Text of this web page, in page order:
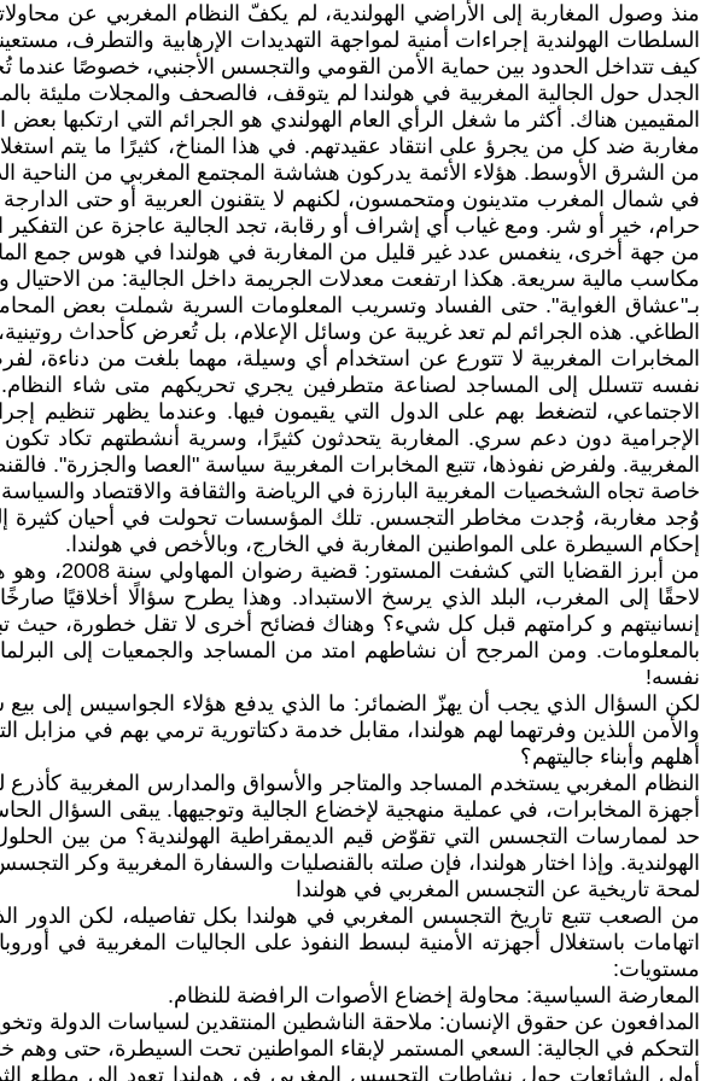
منذ وصول المغاربة إلى الأراضي الهولندية، لم يكفّ النظام المغربي عن
السلطات الهولندية إجراءات أمنية لمواجهة التهديدات الإرهابية والتطرف،
كيف تتداخل الحدود بين حماية الأمن القومي والتجسس الأجنبي، خصوصًا
الجدل حول الجالية المغربية في هولندا لم يتوقف، فالصحف والمجلات مليئة
المقيمين هناك. أكثر ما شغل الرأي العام الهولندي هو الجرائم التي ارتكبها
مغاربة ضد كل من يجرؤ على انتقاد عقيدتهم. في هذا المناخ، كثيرًا ما يتم
من الشرق الأوسط. هؤلاء الأئمة يدركون هشاشة المجتمع المغربي من الناحية
في شمال المغرب متدينون ومتحمسون، لكنهم لا يتقنون العربية أو حتى
حرام، خير أو شر. ومع غياب أي إشراف أو رقابة، تجد الجالية عاجزة عن التفكير
من جهة أخرى، ينغمس عدد غير قليل من المغاربة في هولندا في هوس جمع
مكاسب مالية سريعة. هكذا ارتفعت معدلات الجريمة داخل الجالية: من الاحتيال
بـ"عشاق الغواية". حتى الفساد وتسريب المعلومات السرية شملت بعض
الطاغي. هذه الجرائم لم تعد غريبة عن وسائل الإعلام، بل تُعرض كأحداث
المخابرات المغربية لا تتورع عن استخدام أي وسيلة، مهما بلغت من
نفسه تتسلل إلى المساجد لصناعة متطرفين يجري تحريكهم متى شاء النظام.
الاجتماعي، لتضغط بهم على الدول التي يقيمون فيها. وعندما يظهر تنظيم
الإجرامية دون دعم سري. المغاربة يتحدثون كثيرًا، وسرية أنشطتهم تكاد تكون
المغربية. ولفرض نفوذها، تتبع المخابرات المغربية سياسة "العصا والجزرة".
خاصة تجاه الشخصيات المغربية البارزة في الرياضة والثقافة والاقتصاد
وُجد مغاربة، وُجدت مخاطر التجسس. تلك المؤسسات تحولت في أحيان كثيرة
إحكام السيطرة على المواطنين المغاربة في الخارج، وبالأخص في هولندا.
من أبرز
لاحقًا إلى المغرب، البلد الذي يرسخ الاستبداد. وهذا يطرح سؤالًا أخلاقيًا
إنسانيتهم و كرامتهم قبل كل شيء؟ وهناك فضائح أخرى لا تقل خطورة، حيث
بالمعلومات. ومن المرجح أن نشاطهم امتد من المساجد والجمعيات إلى
نفسه!
لكن السؤال الذي يجب أن يهزّ الضمائر: ما الذي يدفع هؤلاء الجواسيس إلى
والأمن اللذين وفرتهما لهم هولندا، مقابل خدمة دكتاتورية ترمي بهم في
أهلهم وأبناء جاليتهم؟
النظام المغربي يستخدم المساجد والمتاجر والأسواق والمدارس المغربية
أجهزة المخابرات، في عملية منهجية لإخضاع الجالية وتوجيهها. يبقى السؤال
حد لممارسات التجسس التي تقوّض قيم الديمقراطية الهولندية؟ من بين
الهولندية. وإذا اختار هولندا، فإن صلته بالقنصليات والسفارة المغربية
لمحة تاريخية عن التجسس المغربي في هولندا
من الصعب تتبع تاريخ التجسس المغربي في هولندا بكل تفاصيله، لكن الدور
اتهامات باستغلال أجهزته الأمنية لبسط النفوذ على الجاليات المغربية
مستويات:
المعارضة السياسية: محاولة إخضاع الأصوات الرافضة للنظام.
المدافعون عن حقوق الإنسان: ملاحقة الناشطين المنتقدين لسياسات الدولة
التحكم في الجالية: السعي المستمر لإبقاء المواطنين تحت السيطرة، حتى وهم